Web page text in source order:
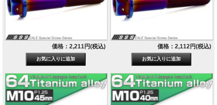
価格：2,211円(税込) 価格：2,112円(税込)